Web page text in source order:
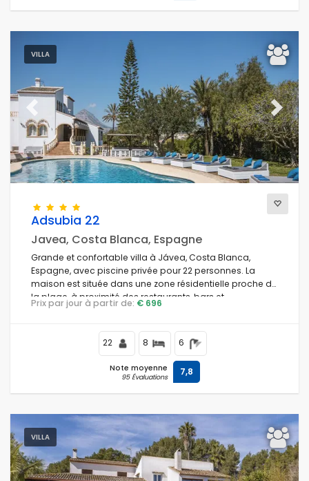
Air conditionné (189)
Vues à la mer
Animaux de compagnie admis
Jacuzzi
Piscine privée
Piscine climatisée (4)
Sauna (1)
Options
Piscine (206)
Piscine privée (173)
Wifi (176)
Animaux de compagnie admis (213)
Téléphone
l'Internet (205)
la télé (208)
VILLA
Previous Next
Adsubia 22
Javea, Costa Blanca, Espagne
Grande et confortable villa à Jávea, Costa Blanca,
Espagne, avec piscine privée pour 22 personnes. La
maison est située dans une zone résidentielle proche de
la plage, à proximité des restaurants, bars et
supermarchés, à 1 km de la plage El Arenal, Jávea, et à 1
Prix par jour à partir de: € 696
22 8 6
Note moyenne
95 Évaluations 7,8
VILLA